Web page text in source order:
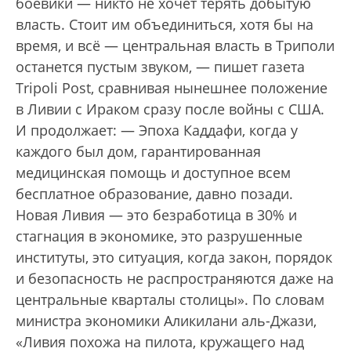
власть. Стоит им объединиться, хотя бы на
время, и всё — центральная власть в Триполи
останется пустым звуком, — пишет газета
Tripoli Post, сравнивая нынешнее положение
в Ливии с Ираком сразу после войны с США.
И продолжает: — Эпоха Каддафи, когда у
каждого был дом, гарантированная
медицинская помощь и доступное всем
бесплатное образование, давно позади.
Новая Ливия — это безработица в 30% и
стагнация в экономике, это разрушенные
институты, это ситуация, когда закон, порядок
и безопасность не распространяются даже на
центральные кварталы столицы». По словам
министра экономики Аликилани аль-Джази,
«Ливия похожа на пилота, кружащего над